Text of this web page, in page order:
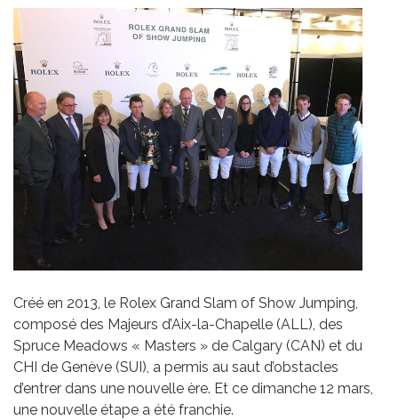
Créé en 2013, le Rolex Grand Slam of Show Jumping,
composé des Majeurs d’Aix-la-Chapelle (ALL), des
Spruce Meadows « Masters » de Calgary (CAN) et du
CHI de Genève (SUI), a permis au saut d’obstacles
d’entrer dans une nouvelle ère. Et ce dimanche 12 mars,
une nouvelle étape a été franchie.